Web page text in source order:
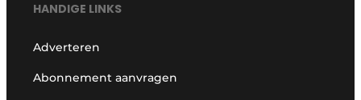
HANDIGE LINKS
Adverteren
Abonnement aanvragen